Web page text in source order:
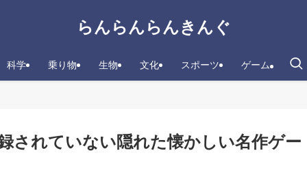
らんらんらんきんぐ
科学 乗り物 生物 文化 スポーツ ゲーム
されていない隠れた懐かしい名作ゲー